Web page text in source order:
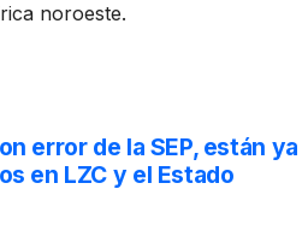
noroeste.
error de la SEP, están ya
en LZC y el Estado